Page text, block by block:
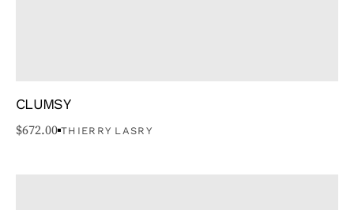
CLUMSY
$672.00 THIERRY LASRY